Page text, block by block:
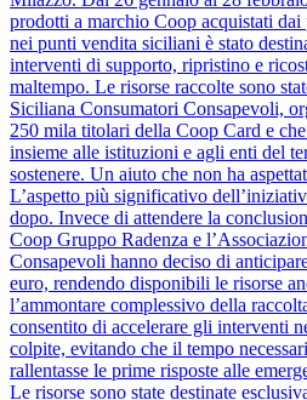
prodotti a marchio Coop acquistati dai
nei punti vendita siciliani è stato
interventi di supporto, ripristino e
maltempo. Le risorse raccolte sono
Siciliana Consumatori Consapevoli,
250 mila titolari della Coop Card e
insieme alle istituzioni e agli enti del
sostenere. Un aiuto che non ha
L’aspetto più significativo
dopo. Invece di attendere la
Coop Gruppo Radenza e
Consapevoli hanno deciso di
euro, rendendo disponibili le risorse
l’ammontare complessivo della
consentito di accelerare gli interventi
colpite, evitando che il tempo
rallentasse le prime risposte alle
Le risorse sono state destinate